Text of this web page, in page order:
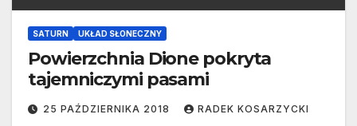
SATURN UKŁAD SŁONECZNY
Powierzchnia Dione pokryta
tajemniczymi pasami
25 PAŹDZIERNIKA 2018 RADEK KOSARZYCKI